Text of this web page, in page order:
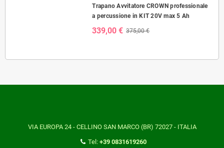
Trapano Avvitatore CROWN professionale
a percussione in KIT 20V max 5 Ah
339,00 € 375,00 €
VIA EUROPA 24 - CELLINO SAN MARCO (BR) 72027 - ITALIA
Tel: +39 0831619260